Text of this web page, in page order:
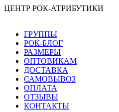
ЦЕНТР РОК-АТРИБУТИКИ
ГРУППЫ
РОК-БЛОГ
РАЗМЕРЫ
ОПТОВИКАМ
ДОСТАВКА
САМОВЫВОЗ
ОПЛАТА
ОТЗЫВЫ
КОНТАКТЫ